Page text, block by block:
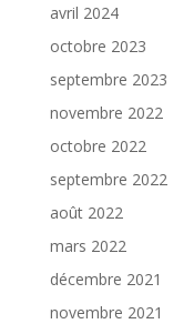
avril 2024
octobre 2023
septembre 2023
novembre 2022
octobre 2022
septembre 2022
août 2022
mars 2022
décembre 2021
novembre 2021